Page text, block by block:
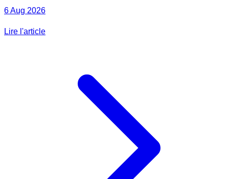
6 Aug 2026
Lire l'article